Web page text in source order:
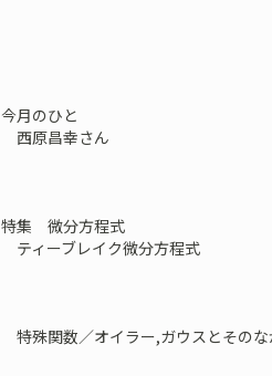
今月のひと
西原昌幸さん
特集 微分方程式
ティーブレイク微分方程式
特殊関数／オイラー,ガウスとその